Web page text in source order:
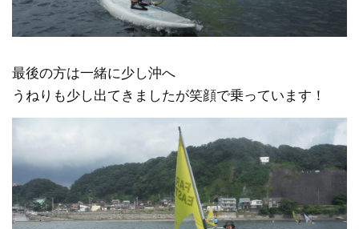
最後の方は一緒に少し沖へ
うねりも少し出てきましたが笑顔で乗っています！